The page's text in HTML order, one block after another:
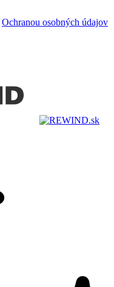
Ochranou osobných údajov